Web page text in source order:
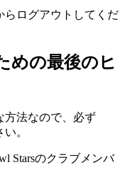
らログアウトしてくだ
めの最後のヒ
方法なので、必ず
。
Starsのクラブメンバ